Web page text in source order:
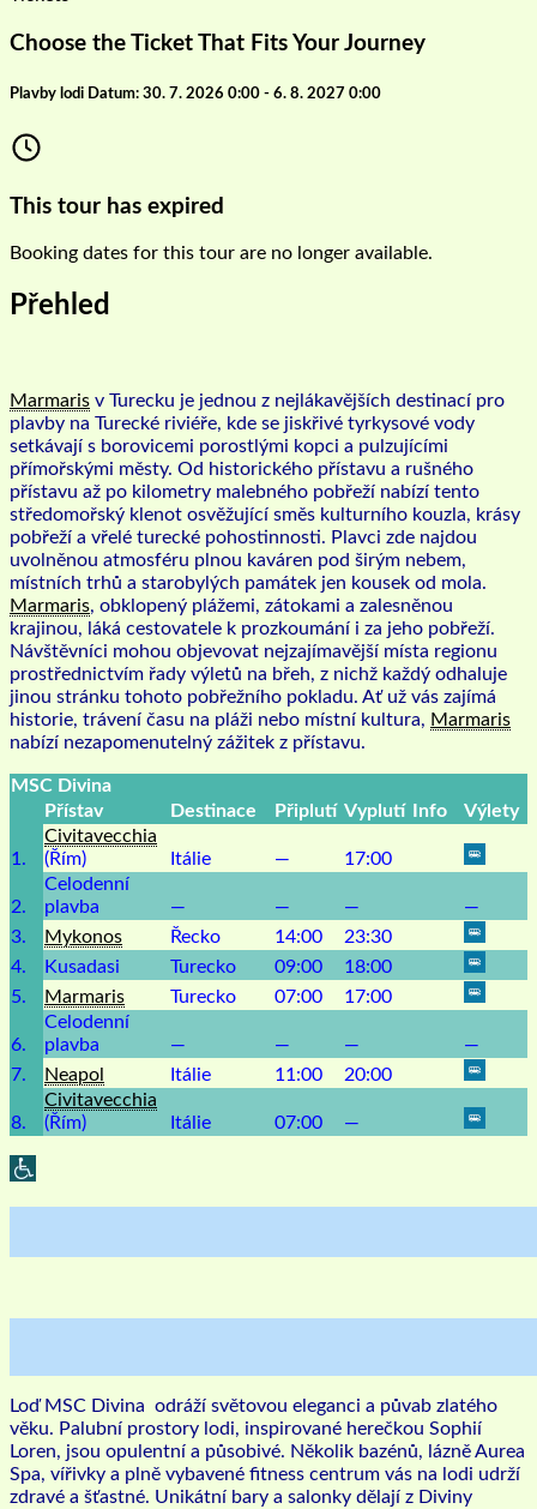
Choose the Ticket That Fits Your Journey
Plavby lodi Datum: 30. 7. 2026 0:00 - 6. 8. 2027 0:00
This tour has expired
Booking dates for this tour are no longer available.
Přehled
Marmaris v Turecku je jednou z nejlákavějších destinací pro
plavby na Turecké riviéře, kde se jiskřivé tyrkysové vody
setkávají s borovicemi porostlými kopci a pulzujícími
přímořskými městy. Od historického přístavu a rušného
přístavu až po kilometry malebného pobřeží nabízí tento
středomořský klenot osvěžující směs kulturního kouzla, krásy
pobřeží a vřelé turecké pohostinnosti. Plavci zde najdou
uvolněnou atmosféru plnou kaváren pod širým nebem,
místních trhů a starobylých památek jen kousek od mola.
Marmaris, obklopený plážemi, zátokami a zalesněnou
krajinou, láká cestovatele k prozkoumání i za jeho pobřeží.
Návštěvníci mohou objevovat nejzajímavější místa regionu
prostřednictvím řady výletů na břeh, z nichž každý odhaluje
jinou stránku tohoto pobřežního pokladu. Ať už vás zajímá
historie, trávení času na pláži nebo místní kultura, Marmaris
nabízí nezapomenutelný zážitek z přístavu.
MSC Divina
Přístav
Destinace Připlutí Vyplutí Info Výlety
1.
Civitavecchia
(Řím)
Itálie — 17:00
2.
Celodenní
plavba
— — —
—
3.
Mykonos Řecko 14:00
23:30
4.
Kusadasi Turecko 09:00
18:00
5.
Marmaris Turecko 07:00 17:00
6.
Celodenní
plavba
— — —
—
7.
Neapol Itálie 11:00 20:00
8.
Civitavecchia
(Řím)
Itálie 07:00 —
Loď MSC Divina odráží světovou eleganci a půvab zlatého
věku. Palubní prostory lodi, inspirované herečkou Sophií
Loren, jsou opulentní a působivé. Několik bazénů, lázně Aurea
Spa, vířivky a plně vybavené fitness centrum vás na lodi udrží
zdravé a šťastné. Unikátní bary a salonky dělají z Diviny